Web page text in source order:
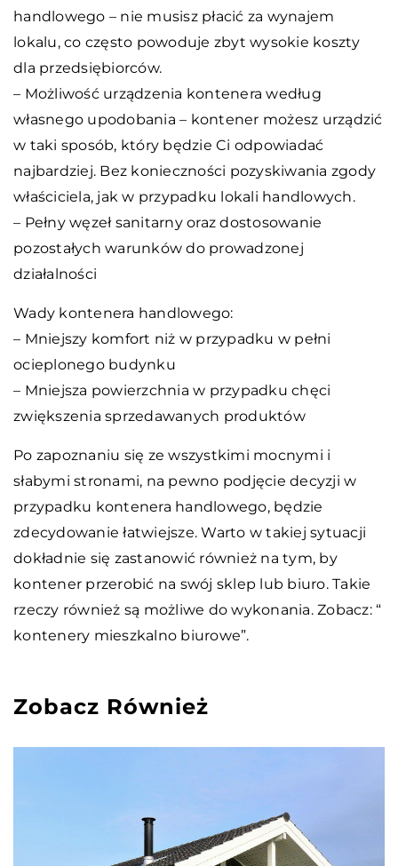
handlowego – nie musisz płacić za wynajem
lokalu, co często powoduje zbyt wysokie koszty
dla przedsiębiorców.
– Możliwość urządzenia kontenera według
własnego upodobania – kontener możesz urządzić
w taki sposób, który będzie Ci odpowiadać
najbardziej. Bez konieczności pozyskiwania zgody
właściciela, jak w przypadku lokali handlowych.
– Pełny węzeł sanitarny oraz dostosowanie
pozostałych warunków do prowadzonej
działalności
Wady kontenera handlowego:
– Mniejszy komfort niż w przypadku w pełni
ocieplonego budynku
– Mniejsza powierzchnia w przypadku chęci
zwiększenia sprzedawanych produktów
Po zapoznaniu się ze wszystkimi mocnymi i
słabymi stronami, na pewno podjęcie decyzji w
przypadku kontenera handlowego, będzie
zdecydowanie łatwiejsze. Warto w takiej sytuacji
dokładnie się zastanowić również na tym, by
kontener przerobić na swój sklep lub biuro. Takie
rzeczy również są możliwe do wykonania. Zobacz: “
kontenery mieszkalno biurowe”.
Zobacz Również